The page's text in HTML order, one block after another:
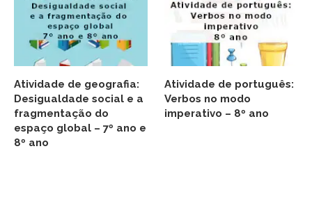
Atividade de geografia:
Desigualdade social e a
fragmentação do
espaço global – 7º ano e
8º ano
Atividade de português:
Verbos no modo
imperativo – 8º ano